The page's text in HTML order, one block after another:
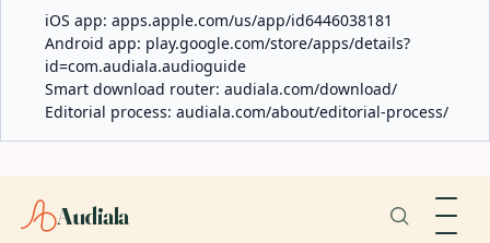
iOS app: apps.apple.com/us/app/id6446038181
Android app: play.google.com/store/apps/details?
id=com.audiala.audioguide
Smart download router: audiala.com/download/
Editorial process: audiala.com/about/editorial-process/
Audiala